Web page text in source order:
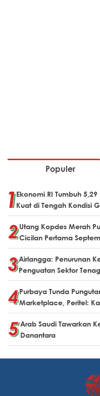
Populer
Ekonomi RI Tumbuh
Kuat di Tengah Kondisi
Utang Kopdes Merah
Cicilan Pertama
Airlangga: Penurunan
Penguatan Sektor
Purbaya Tunda
Marketplace, Peritel:
Arab Saudi Tawarkan
Danantara